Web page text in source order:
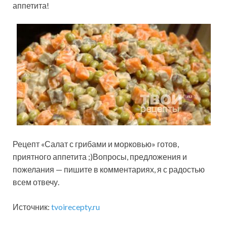
аппетита!
Рецепт «Салат с грибами и морковью» готов,
приятного аппетита ;)Вопросы, предложения и
пожелания — пишите в комментариях, я с радостью
всем отвечу.
Источник: tvoirecepty.ru